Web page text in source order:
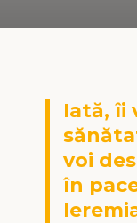
Iată, îi
voi
în